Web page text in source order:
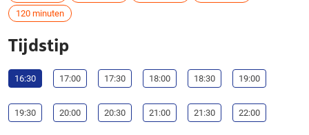
120 minuten
Tijdstip
16:30 17:00 17:30 18:00 18:30 19:00
19:30 20:00 20:30 21:00 21:30 22:00